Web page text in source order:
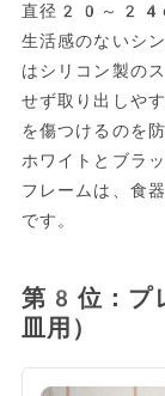
直径20～24cm
生活感のないシ
はシリコン製の
せず取り出しや
を傷つけるのを
ホワイトとブラ
フレームは、食
です。
第8位：プ
皿用）